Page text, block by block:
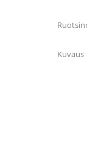
Kuvaus